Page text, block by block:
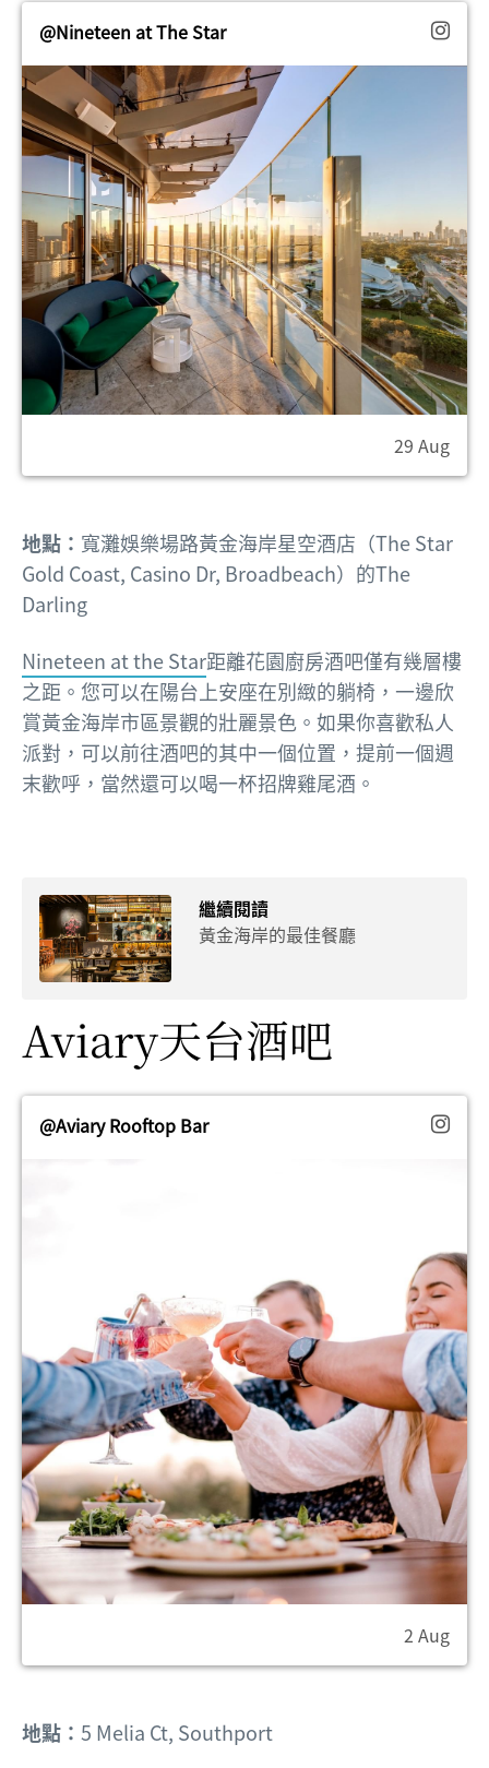
@Nineteen at The Star
29 Aug
地點： 寬灘娛樂場路黃金海岸星空酒店（The Star
Gold Coast, Casino Dr, Broadbeach）的The
Darling
Nineteen at the Star距離花園廚房酒吧僅有幾層樓
之距。您可以在陽台上安座在別緻的躺椅，一邊欣
賞黃金海岸市區景觀的壯麗景色。如果你喜歡私人
派對，可以前往酒吧的其中一個位置，提前一個週
末歡呼，當然還可以喝一杯招牌雞尾酒。
繼續閱讀
黃金海岸的最佳餐廳
Aviary天台酒吧
@Aviary Rooftop Bar
2 Aug
地點： 5 Melia Ct, Southport